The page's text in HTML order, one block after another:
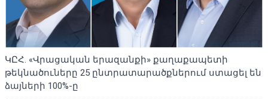
ԿԸՀ. «Վրացական երազանքի» քաղաքապետի
թեկնածուները 25 ընտրատարածքներում ստացել են
ձայների 100%-ը